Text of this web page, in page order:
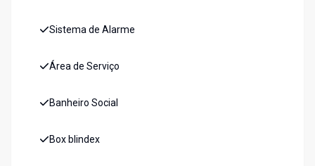
Sistema de Alarme
Área de Serviço
Banheiro Social
Box blindex